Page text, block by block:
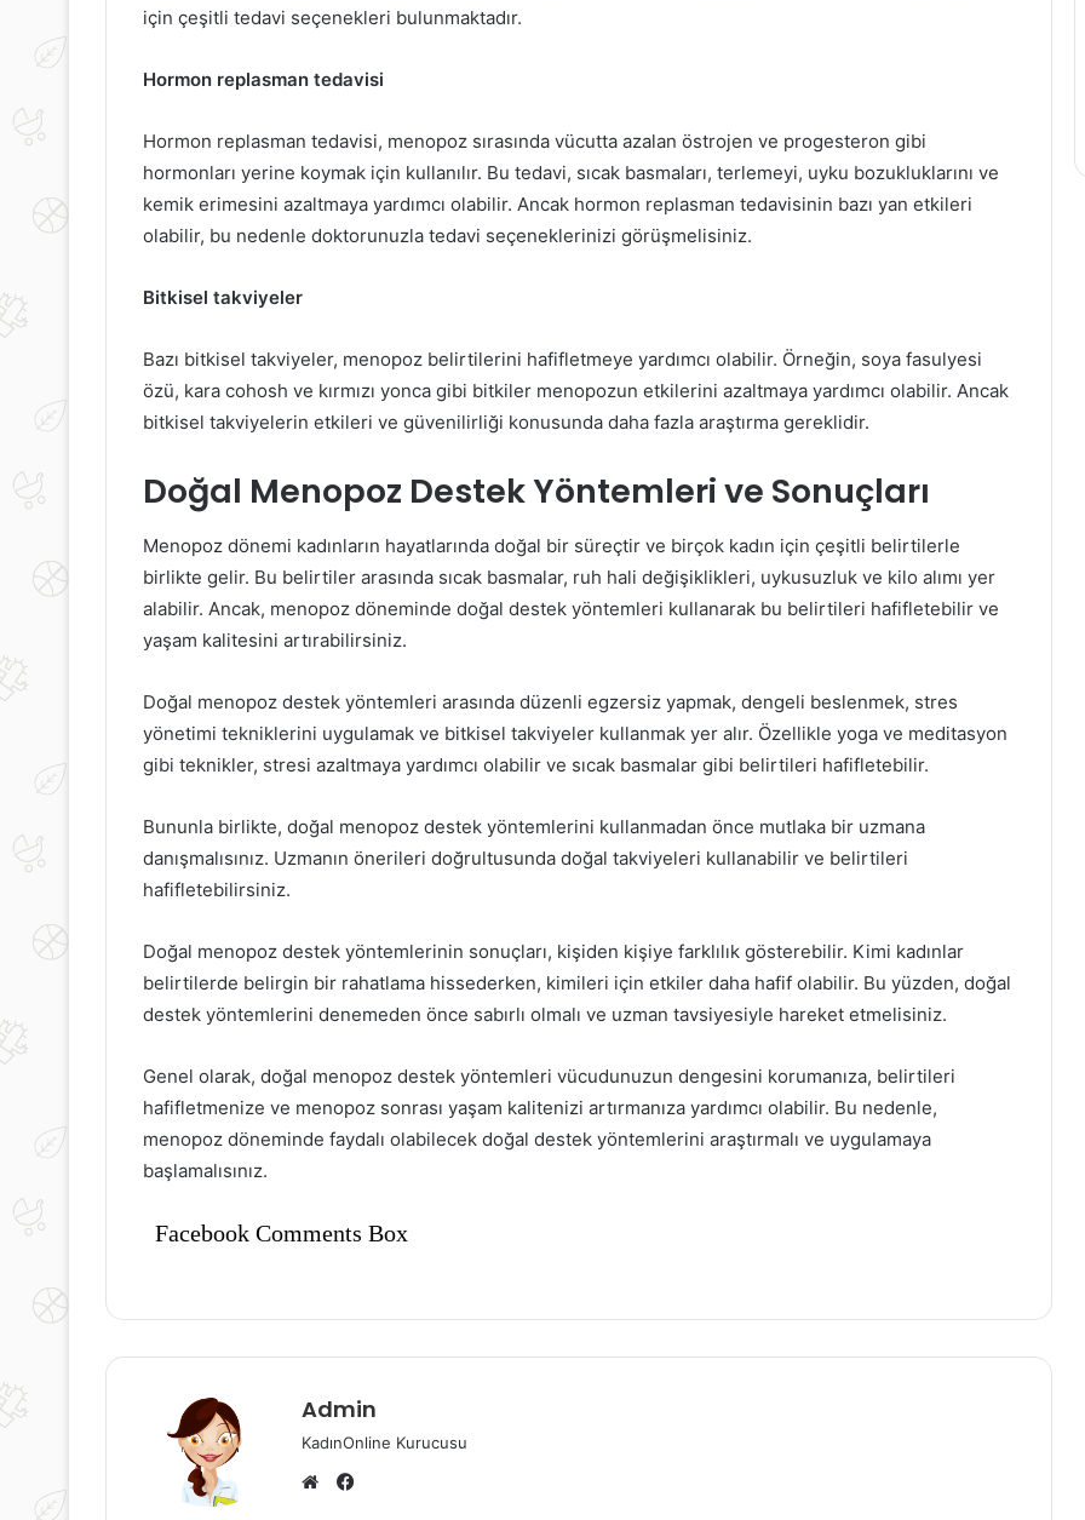
için çeşitli tedavi seçenekleri bulunmaktadır.
Hormon replasman tedavisi
Hormon replasman tedavisi, menopoz sırasında vücutta azalan östrojen ve progesteron gibi
hormonları yerine koymak için kullanılır. Bu tedavi, sıcak basmaları, terlemeyi, uyku bozukluklarını ve
kemik erimesini azaltmaya yardımcı olabilir. Ancak hormon replasman tedavisinin bazı yan etkileri
olabilir, bu nedenle doktorunuzla tedavi seçeneklerinizi görüşmelisiniz.
Bitkisel takviyeler
Bazı bitkisel takviyeler, menopoz belirtilerini hafifletmeye yardımcı olabilir. Örneğin, soya fasulyesi
özü, kara cohosh ve kırmızı yonca gibi bitkiler menopozun etkilerini azaltmaya yardımcı olabilir. Ancak
bitkisel takviyelerin etkileri ve güvenilirliği konusunda daha fazla araştırma gereklidir.
Doğal Menopoz Destek Yöntemleri ve Sonuçları
Menopoz dönemi kadınların hayatlarında doğal bir süreçtir ve birçok kadın için çeşitli belirtilerle
birlikte gelir. Bu belirtiler arasında sıcak basmalar, ruh hali değişiklikleri, uykusuzluk ve kilo alımı yer
alabilir. Ancak, menopoz döneminde doğal destek yöntemleri kullanarak bu belirtileri hafifletebilir ve
yaşam kalitesini artırabilirsiniz.
Doğal menopoz destek yöntemleri arasında düzenli egzersiz yapmak, dengeli beslenmek, stres
yönetimi tekniklerini uygulamak ve bitkisel takviyeler kullanmak yer alır. Özellikle yoga ve meditasyon
gibi teknikler, stresi azaltmaya yardımcı olabilir ve sıcak basmalar gibi belirtileri hafifletebilir.
Bununla birlikte, doğal menopoz destek yöntemlerini kullanmadan önce mutlaka bir uzmana
danışmalısınız. Uzmanın önerileri doğrultusunda doğal takviyeleri kullanabilir ve belirtileri
hafifletebilirsiniz.
Doğal menopoz destek yöntemlerinin sonuçları, kişiden kişiye farklılık gösterebilir. Kimi kadınlar
belirtilerde belirgin bir rahatlama hissederken, kimileri için etkiler daha hafif olabilir. Bu yüzden, doğal
destek yöntemlerini denemeden önce sabırlı olmalı ve uzman tavsiyesiyle hareket etmelisiniz.
Genel olarak, doğal menopoz destek yöntemleri vücudunuzun dengesini korumanıza, belirtileri
hafifletmenize ve menopoz sonrası yaşam kalitenizi artırmanıza yardımcı olabilir. Bu nedenle,
menopoz döneminde faydalı olabilecek doğal destek yöntemlerini araştırmalı ve uygulamaya
başlamalısınız.
Facebook Comments Box
Admin
KadınOnline Kurucusu
Facebook
Kilo Verme Sürecinde Süper Gıdalar
Bebeklerde Gelişim Becerileri: Hangi
Aylarda Neler Yapmalı?
18 Eylül 2021
Uzun Saçları Güçlendirecek
Bakım Önerileri